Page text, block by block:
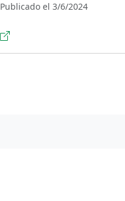
Publicado el 3/6/2024